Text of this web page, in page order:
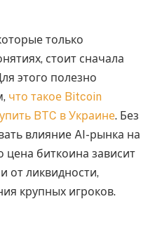
только
стоит сначала
этого полезно
что такое Bitcoin
BTC в Украине. Без
влияние AI-рынка на
биткоина зависит
от ликвидности,
крупных игроков.